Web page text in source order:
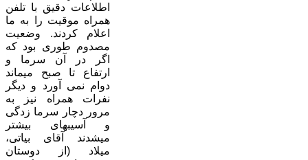
اطلاعات دقیق با تلفن
همراه موقیت را به ما
اعلام کردند. وضعیت
مصدوم طوری بود که
اگر در آن سرما و
ارتفاع تا صبح میماند
دوام نمی آورد و دیگر
نفرات همراه نیز به
مرور دچار سرما زدگی
و آسیبهای بیشتر
میشدند آقای بیاتی،
میلاد (از دوستان